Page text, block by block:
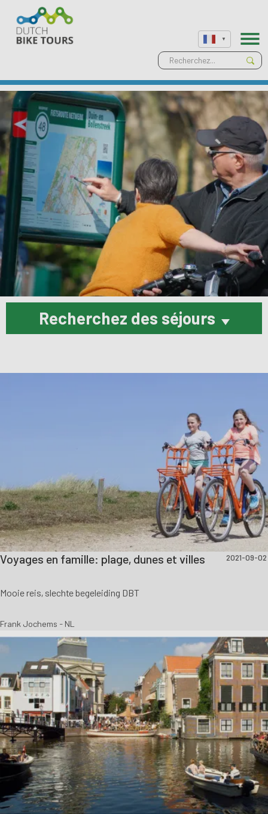
Recherchez des séjours
Voyages en famille: plage, dunes et villes 2021-09-02
Mooie reis, slechte begeleiding DBT
Frank Jochems - NL